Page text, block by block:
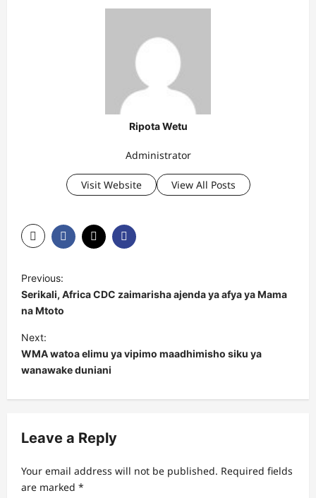
Ripota Wetu
Administrator
Visit Website View All Posts
o
s
t
n
a
v
g
a
t
Previous:
Serikali, Africa CDC zaimarisha ajenda ya afya ya Mama
na Mtoto
Next:
WMA watoa elimu ya vipimo maadhimisho siku ya
wanawake duniani
Leave a Reply
Your email address will not be published. Required fields
are marked *